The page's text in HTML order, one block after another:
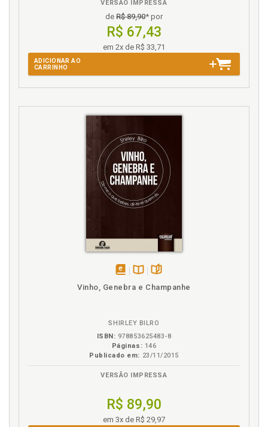
VERSÃO IMPRESSA
de R$ 89,90* por
R$ 67,43
em 2x de R$ 33,71
ADICIONAR AO
CARRINHO
Vinho, Genebra e Champanhe
SHIRLEY BILRO
ISBN: 978853625483-8
Páginas: 146
Publicado em: 23/11/2015
VERSÃO IMPRESSA
R$ 89,90
em 3x de R$ 29,97